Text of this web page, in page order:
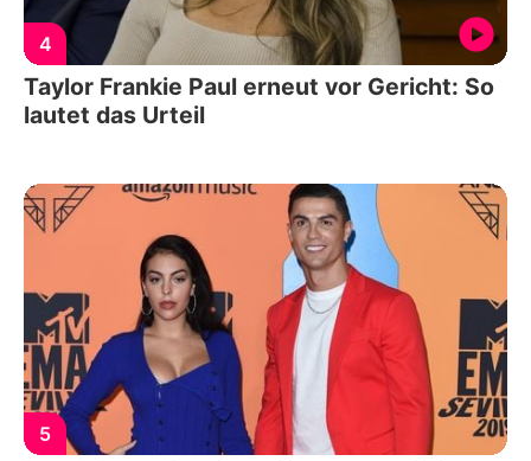
4
Taylor Frankie Paul erneut vor Gericht: So
lautet das Urteil
5